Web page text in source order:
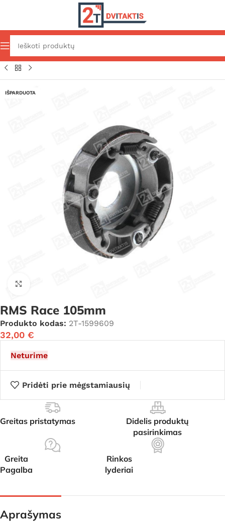
Pradžia Transmisijos dalys Galinė pavara Sankabos
IŠPARDUOTA
RMS Race 105mm
Produkto kodas: 2T-1599609
32,00 €
Neturime
Pridėti prie mėgstamiausių
Greitas pristatymas
Didelis produktų
pasirinkimas
Greita
Pagalba
Rinkos
lyderiai
Aprašymas